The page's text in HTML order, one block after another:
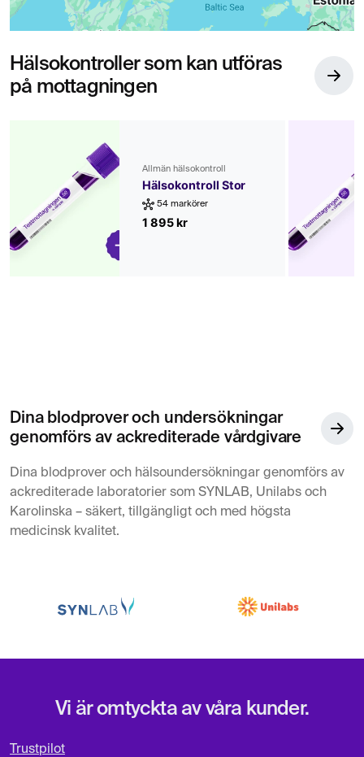
Hälsokontroller som kan utföras
på mottagningen
Allmän hälsokontroll
Hälsokontroll Stor
54 markörer
1 895 kr
Dina blodprover och undersökningar
genomförs av ackrediterade vårdgivare
Dina blodprover och hälsoundersökningar genomförs av
ackrediterade laboratorier som SYNLAB, Unilabs och
Karolinska – säkert, tillgängligt och med högsta
medicinsk kvalitet.
Vi är omtyckta av våra kunder.
Trustpilot